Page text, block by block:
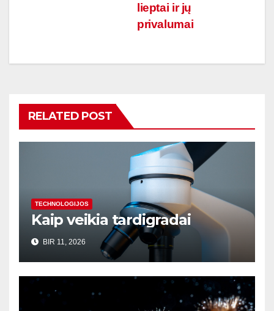
lieptai ir jų
privalumai
RELATED POST
TECHNOLOGIJOS
Kaip veikia tardigradai
BIR 11, 2026